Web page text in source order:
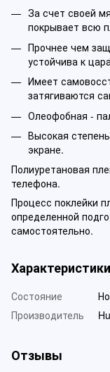
За счет своей
покрывает всю
Прочнее чем
устойчива к
Имеет
затягиваются
Олеофобная -
Высокая
экране.
Полиуретановая
телефона.
Процесс поклейки
определенной
самостоятельно.
Характеристики
Состояние
Производитель
Отзывы